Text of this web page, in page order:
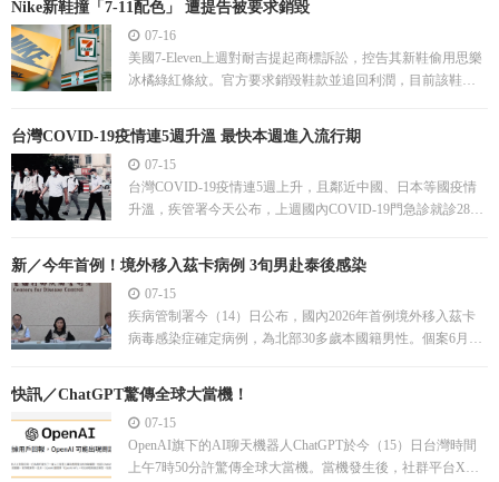
Nike新鞋撞「7-11配色」 遭提告被要求銷毀
07-16
美國7-Eleven上週對耐吉提起商標訴訟，控告其新鞋偷用思樂
冰橘綠紅條紋。官方要求銷毀鞋款並追回利潤，目前該鞋已
台灣COVID-19疫情連5週升溫 最快本週進入流行期
07-15
台灣COVID-19疫情連5週上升，且鄰近中國、日本等國疫情
升溫，疾管署今天公布，上週國內COVID-19門急診就診2811
新／今年首例！境外移入茲卡病例 3旬男赴泰後感染
07-15
疾病管制署今（14）日公布，國內2026年首例境外移入茲卡
病毒感染症確定病例，為北部30多歲本國籍男性。個案6月中
快訊／ChatGPT驚傳全球大當機！
07-15
OpenAI旗下的AI聊天機器人ChatGPT於今（15）日台灣時間
上午7時50分許驚傳全球大當機。當機發生後，社群平台X隨